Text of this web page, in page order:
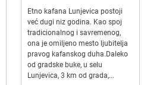
Etno kafana Lunjevica postoji
već dugi niz godina. Kao spoj
tradicionalnog i savremenog,
ona je omiljeno mesto ljubitelja
pravog kafanskog duha.Daleko
od gradske buke, u selu
Lunjevica, 3 km od grada,...